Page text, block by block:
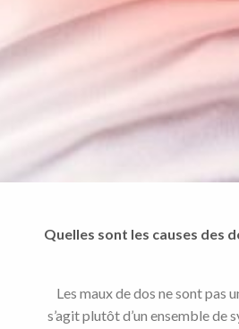
Quelles sont les causes des
Les maux de dos ne sont pas
s’agit plutôt d’un ensemble de